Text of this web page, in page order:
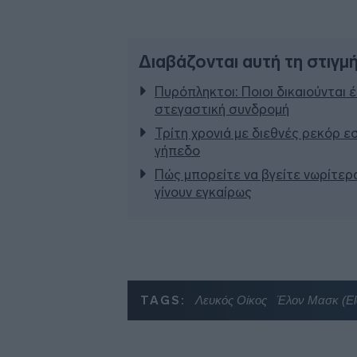
Διαβάζονται αυτή τη στιγμή
Πυρόπληκτοι: Ποιοι
στεγαστική συνδρομή
Τρίτη χρονιά με διεθνές ρεκόρ
γήπεδο
Πώς μπορείτε να βγείτε
γίνουν εγκαίρως
TAGS: Λευκός Οίκος Έλον Μασκ